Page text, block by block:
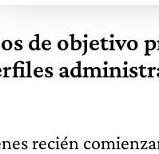
de objetivo
recién